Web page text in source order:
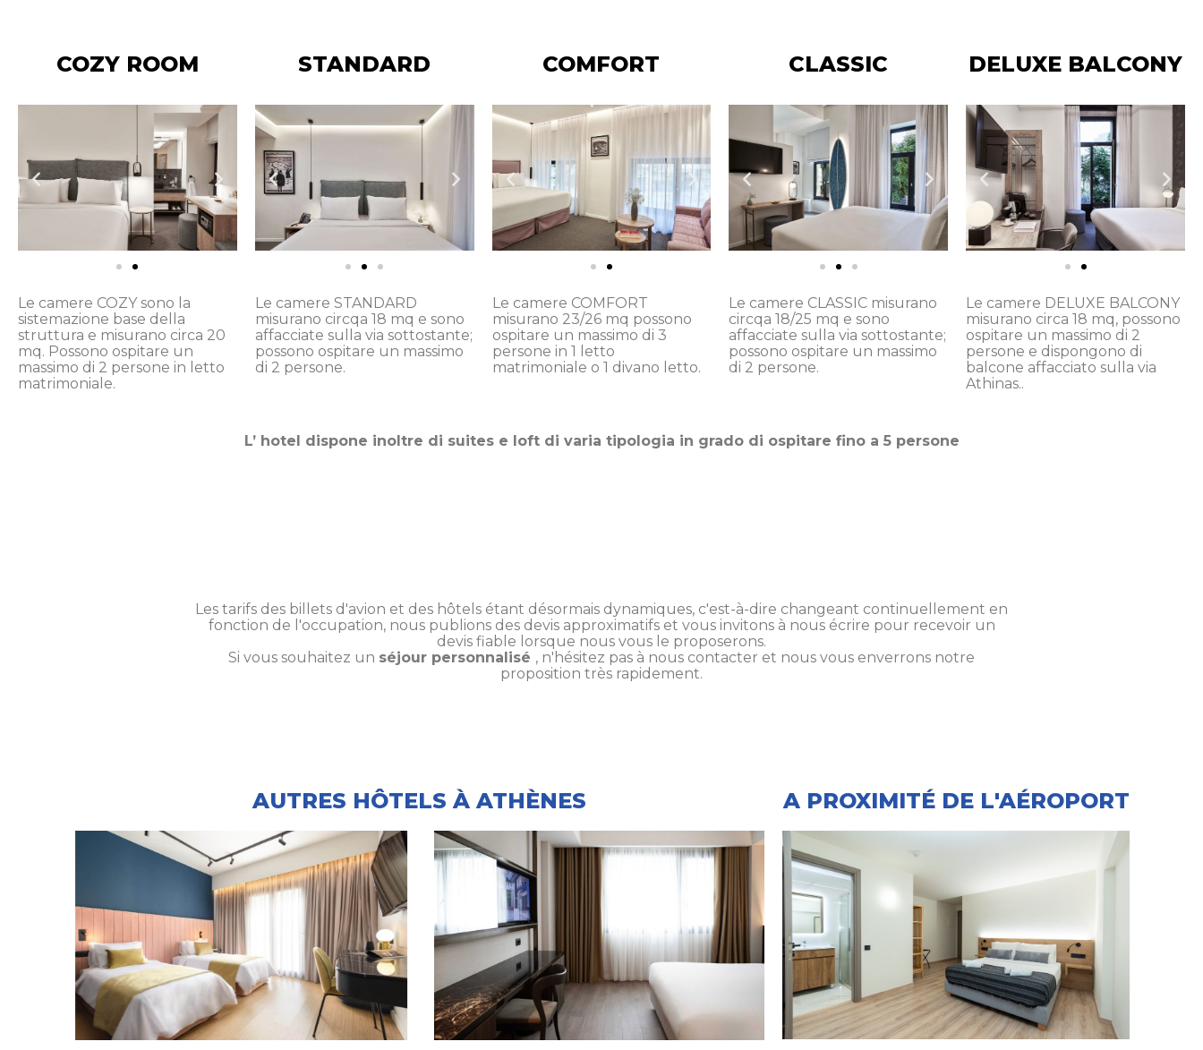
COZY ROOM
Le camere COZY sono la
sistemazione base della
struttura e misurano circa 20
mq. Possono ospitare un
massimo di 2 persone in letto
matrimoniale.
STANDARD
Le camere STANDARD
misurano circqa 18 mq e sono
affacciate sulla via sottostante;
possono ospitare un massimo
di 2 persone.
COMFORT
Le camere COMFORT
misurano 23/26 mq possono
ospitare un massimo di 3
persone in 1 letto
matrimoniale o 1 divano letto.
CLASSIC
Le camere CLASSIC misurano
circqa 18/25 mq e sono
affacciate sulla via sottostante;
possono ospitare un massimo
di 2 persone.
DELUXE BALCONY
Le camere DELUXE BALCONY
misurano circa 18 mq, possono
ospitare un massimo di 2
persone e dispongono di
balcone affacciato sulla via
Athinas..
L’ hotel dispone inoltre di suites e loft di varia tipologia in grado di ospitare fino a 5 persone
Les tarifs des billets d'avion et des hôtels étant désormais dynamiques, c'est-à-dire changeant continuellement en
fonction de l'occupation, nous publions des devis approximatifs et vous invitons à nous écrire pour recevoir un
devis fiable lorsque nous vous le proposerons.
Si vous souhaitez un séjour personnalisé , n'hésitez pas à nous contacter et nous vous enverrons notre
proposition très rapidement.
AUTRES HÔTELS À ATHÈNES A PROXIMITÉ DE L'AÉROPORT